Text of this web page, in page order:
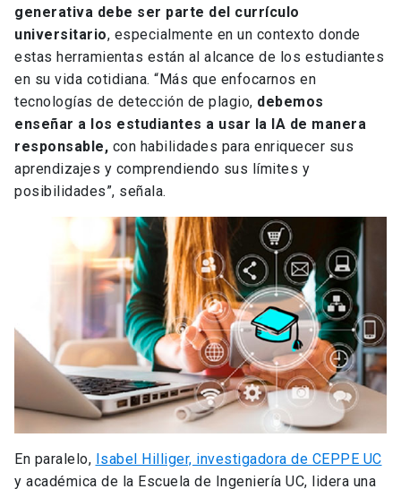
generativa debe ser parte del currículo
universitario, especialmente en un contexto donde
estas herramientas están al alcance de los estudiantes
en su vida cotidiana. “Más que enfocarnos en
tecnologías de detección de plagio, debemos
enseñar a los estudiantes a usar la IA de manera
responsable, con habilidades para enriquecer sus
aprendizajes y comprendiendo sus límites y
posibilidades”, señala.
En paralelo, Isabel Hilliger, investigadora de CEPPE UC
y académica de la Escuela de Ingeniería UC, lidera una